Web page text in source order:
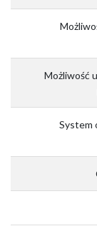
Możliwość
System